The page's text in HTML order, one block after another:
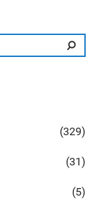
(329)
(31)
(5)